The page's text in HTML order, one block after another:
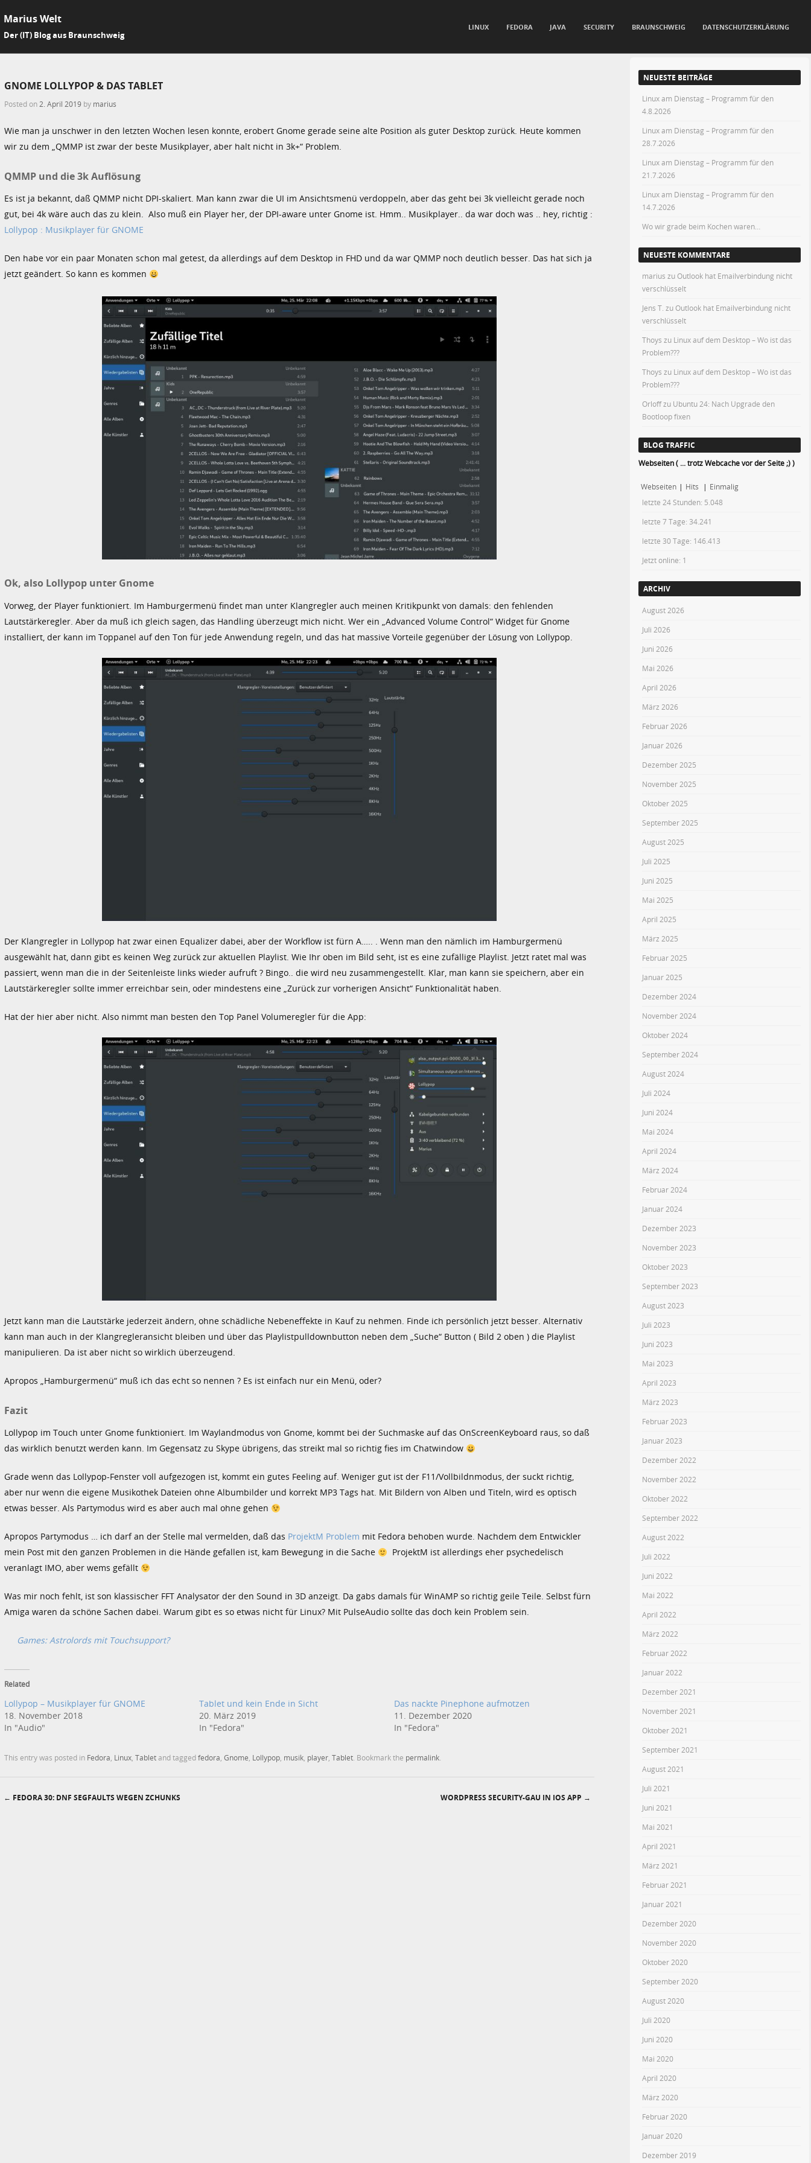
Marius Welt
Der (IT) Blog aus Braunschweig
LINUX FEDORA JAVA SECURITY BRAUNSCHWEIG DATENSCHUTZERKLÄRUNG
GNOME LOLLYPOP & DAS TABLET
Posted on 2. April 2019 by marius
Wie man ja unschwer in den letzten Wochen lesen konnte, erobert Gnome gerade seine alte Position als guter Desktop zurück. Heute kommen
wir zu dem „QMMP ist zwar der beste Musikplayer, aber halt nicht in 3k+“ Problem.
QMMP und die 3k Auflösung
Es ist ja bekannt, daß QMMP nicht DPI-skaliert. Man kann zwar die UI im Ansichtsmenü verdoppeln, aber das geht bei 3k vielleicht gerade noch
gut, bei 4k wäre auch das zu klein. Also muß ein Player her, der DPI-aware unter Gnome ist. Hmm.. Musikplayer.. da war doch was .. hey, richtig :
Lollypop : Musikplayer für GNOME
Den habe vor ein paar Monaten schon mal getest, da allerdings auf dem Desktop in FHD und da war QMMP noch deutlich besser. Das hat sich ja
jetzt geändert. So kann es kommen
Ok, also Lollypop unter Gnome
Vorweg, der Player funktioniert. Im Hamburgermenü findet man unter Klangregler auch meinen Kritikpunkt von damals: den fehlenden
Lautstärkeregler. Aber da muß ich gleich sagen, das Handling überzeugt mich nicht. Wer ein „Advanced Volume Control“ Widget für Gnome
installiert, der kann im Toppanel auf den Ton für jede Anwendung regeln, und das hat massive Vorteile gegenüber der Lösung von Lollypop.
Der Klangregler in Lollypop hat zwar einen Equalizer dabei, aber der Workflow ist fürn A….. . Wenn man den nämlich im Hamburgermenü
ausgewählt hat, dann gibt es keinen Weg zurück zur aktuellen Playlist. Wie Ihr oben im Bild seht, ist es eine zufällige Playlist. Jetzt ratet mal was
passiert, wenn man die in der Seitenleiste links wieder aufruft ? Bingo.. die wird neu zusammengestellt. Klar, man kann sie speichern, aber ein
Lautstärkeregler sollte immer erreichbar sein, oder mindestens eine „Zurück zur vorherigen Ansicht“ Funktionalität haben.
Hat der hier aber nicht. Also nimmt man besten den Top Panel Volumeregler für die App:
Jetzt kann man die Lautstärke jederzeit ändern, ohne schädliche Nebeneffekte in Kauf zu nehmen. Finde ich persönlich jetzt besser. Alternativ
kann man auch in der Klangregleransicht bleiben und über das Playlistpulldownbutton neben dem „Suche“ Button ( Bild 2 oben ) die Playlist
manipulieren. Da ist aber nicht so wirklich überzeugend.
Apropos „Hamburgermenü“ muß ich das echt so nennen ? Es ist einfach nur ein Menü, oder?
Fazit
Lollypop im Touch unter Gnome funktioniert. Im Waylandmodus von Gnome, kommt bei der Suchmaske auf das OnScreenKeyboard raus, so daß
das wirklich benutzt werden kann. Im Gegensatz zu Skype übrigens, das streikt mal so richtig fies im Chatwindow
Grade wenn das Lollypop-Fenster voll aufgezogen ist, kommt ein gutes Feeling auf. Weniger gut ist der F11/Vollbildnmodus, der suckt richtig,
aber nur wenn die eigene Musikothek Dateien ohne Albumbilder und korrekt MP3 Tags hat. Mit Bildern von Alben und Titeln, wird es optisch
etwas besser. Als Partymodus wird es aber auch mal ohne gehen
Apropos Partymodus … ich darf an der Stelle mal vermelden, daß das ProjektM Problem mit Fedora behoben wurde. Nachdem dem Entwickler
mein Post mit den ganzen Problemen in die Hände gefallen ist, kam Bewegung in die Sache
ProjektM ist allerdings eher psychedelisch
veranlagt IMO, aber wems gefällt
Was mir noch fehlt, ist son klassischer FFT Analysator der den Sound in 3D anzeigt. Da gabs damals für WinAMP so richtig geile Teile. Selbst fürn
Amiga waren da schöne Sachen dabei. Warum gibt es so etwas nicht für Linux? Mit PulseAudio sollte das doch kein Problem sein.
Games: Astrolords mit Touchsupport?
Related
Lollypop – Musikplayer für GNOME
18. November 2018
In "Audio"
Tablet und kein Ende in Sicht
20. März 2019
In "Fedora"
Das nackte Pinephone aufmotzen
11. Dezember 2020
In "Fedora"
This entry was posted in Fedora, Linux, Tabletand taggedfedora, Gnome, Lollypop, musik, player, Tablet. Bookmark the permalink.
← FEDORA 30: DNF SEGFAULTS WEGEN ZCHUNKS WORDPRESS SECURITY-GAU IN IOS APP →
NEUESTE BEITRÄGE
Linux am Dienstag – Programm für den
4.8.2026
Linux am Dienstag – Programm für den
28.7.2026
Linux am Dienstag – Programm für den
21.7.2026
Linux am Dienstag – Programm für den
14.7.2026
Wo wir grade beim Kochen waren…
NEUESTE KOMMENTARE
marius zuOutlook hat Emailverbindung nicht
verschlüsselt
Jens T. zuOutlook hat Emailverbindung nicht
verschlüsselt
Thoys zu Linux auf dem Desktop – Wo ist das
Problem???
Thoys zu Linux auf dem Desktop – Wo ist das
Problem???
Orloffzu Ubuntu 24: Nach Upgrade den
Bootloop fixen
BLOG TRAFFIC
Webseiten ( ... trotz Webcache vor der Seite ;) )
Webseiten | Hits | Einmalig
letzte 24 Stunden: 5.048
letzte 7 Tage: 34.241
letzte 30 Tage: 146.413
Jetzt online: 1
ARCHIV
August 2026
Juli 2026
Juni 2026
Mai 2026
April 2026
März 2026
Februar 2026
Januar 2026
Dezember 2025
November 2025
Oktober 2025
September 2025
August 2025
Juli 2025
Juni 2025
Mai 2025
April 2025
März 2025
Februar 2025
Januar 2025
Dezember 2024
November 2024
Oktober 2024
September 2024
August 2024
Juli 2024
Juni 2024
Mai 2024
April 2024
März 2024
Februar 2024
Januar 2024
Dezember 2023
November 2023
Oktober 2023
September 2023
August 2023
Juli 2023
Juni 2023
Mai 2023
April 2023
März 2023
Februar 2023
Januar 2023
Dezember 2022
November 2022
Oktober 2022
September 2022
August 2022
Juli 2022
Juni 2022
Mai 2022
April 2022
März 2022
Februar 2022
Januar 2022
Dezember 2021
November 2021
Oktober 2021
September 2021
August 2021
Juli 2021
Juni 2021
Mai 2021
April 2021
März 2021
Februar 2021
Januar 2021
Dezember 2020
November 2020
Oktober 2020
September 2020
August 2020
Juli 2020
Juni 2020
Mai 2020
April 2020
März 2020
Februar 2020
Januar 2020
Dezember 2019